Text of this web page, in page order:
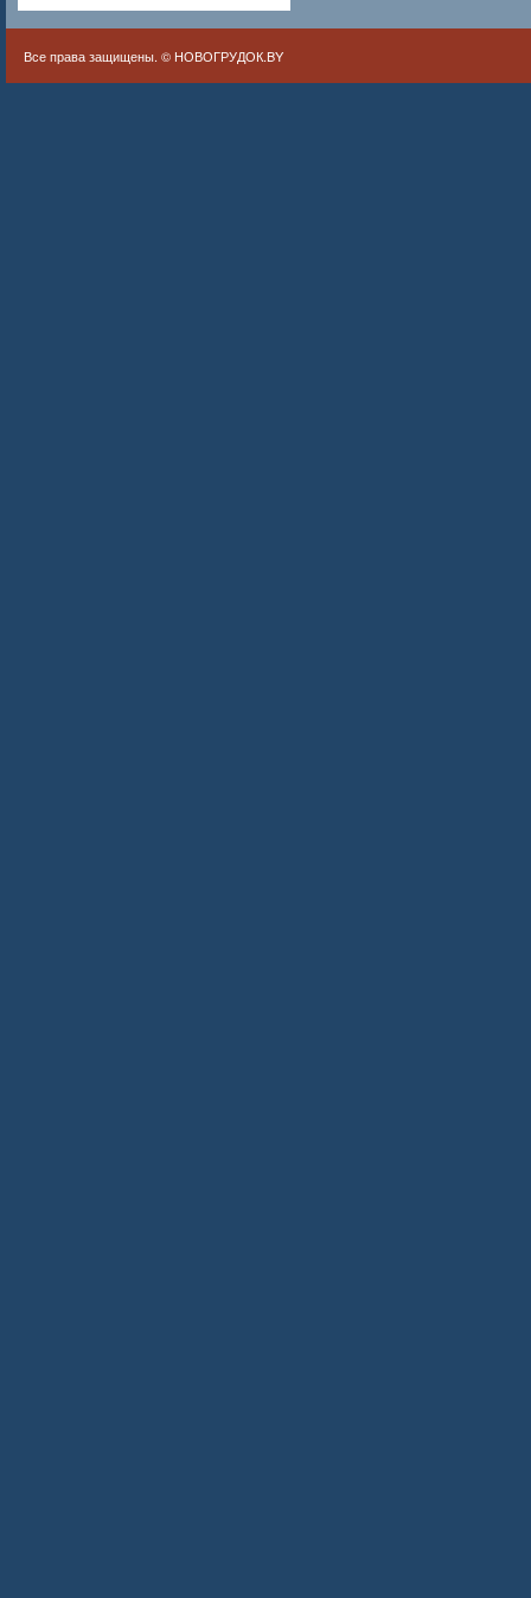
Все права защищены. © НОВОГРУДОК.BY